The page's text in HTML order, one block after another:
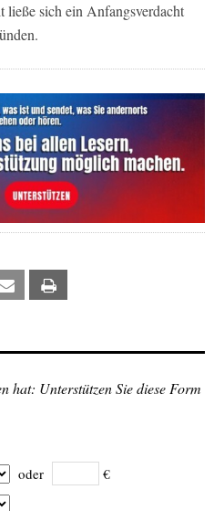
ließe sich ein Anfangsverdacht
Email
hat: Unterstützen Sie diese Form
oder €